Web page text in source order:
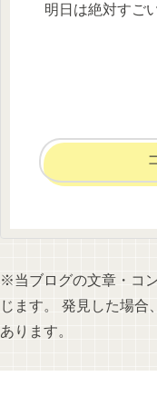
明日は絶対すご
※当ブログの文章・コ
じます。 発見した場合
あります。